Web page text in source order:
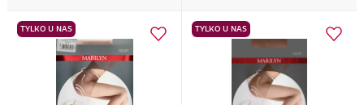
TYLKO U NAS TYLKO U NAS